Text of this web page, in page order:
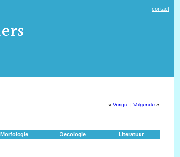
contact
« Vorige | Volgende »
Morfologie Oecologie Literatuur